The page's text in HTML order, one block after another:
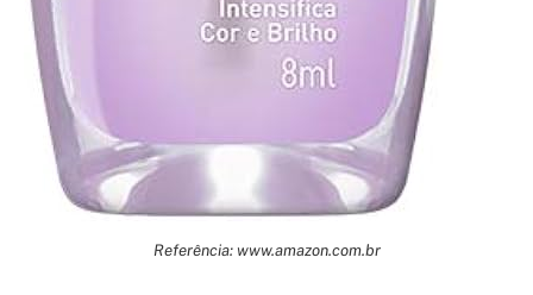
Referência: www.amazon.com.br